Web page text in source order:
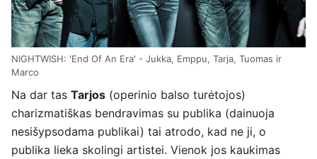
NIGHTWISH: 'End Of An Era' - Jukka, Emppu, Tarja, Tuomas ir
Marco
Na dar tas Tarjos (operinio balso turėtojos)
charizmatiškas bendravimas su publika (dainuoja
nesišypsodama publikai) tai atrodo, kad ne ji, o
publika lieka skolingi artistei. Vienok jos kaukimas